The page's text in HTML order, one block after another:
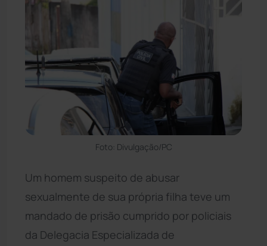
Foto: Divulgação/PC
Um homem suspeito de abusar
sexualmente de sua própria filha teve um
mandado de prisão cumprido por policiais
da Delegacia Especializada de